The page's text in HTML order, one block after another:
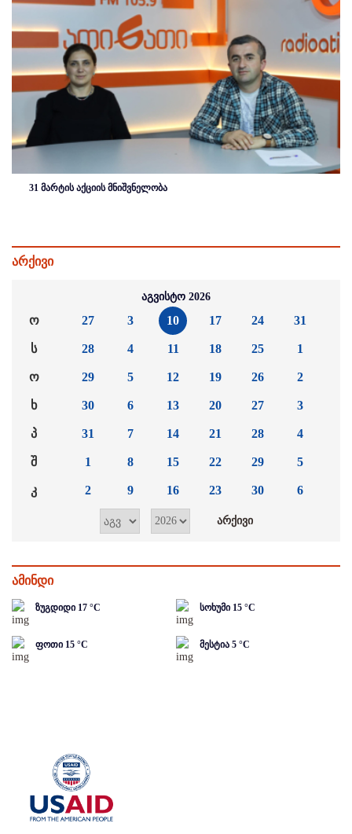
31 მარტის აქციის მნიშვნელობა
არქივი
აგვისტო 2026
ო
ს
ო
ხ
პ
შ
კ
27
28
29
30
31
1
2
3
4
5
6
7
8
9
10
11
12
13
14
15
16
17
18
19
20
21
22
23
24
25
26
27
28
29
30
31
1
2
3
4
5
6
ამინდი
ზუგდიდი 17 °C სოხუმი 15 °C
ფოთი 15 °C მესტია 5 °C